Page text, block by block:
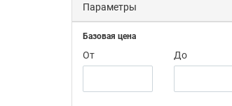
Параметры
Базовая цена
От До